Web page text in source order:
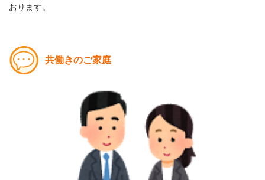
おります。
共働きのご家庭